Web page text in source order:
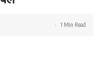
1 Min Read